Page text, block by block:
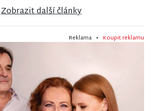
Zobrazit další články
Reklama • Koupit reklamu